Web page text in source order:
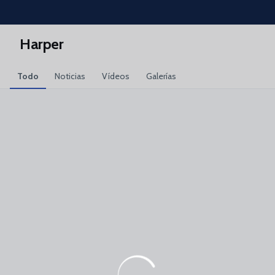
Skip to main content
Harper
Todo Noticias Vídeos Galerías